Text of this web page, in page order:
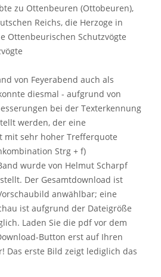
zu Ottenbeuren (Ottobeuren),
Reichs, die Herzoge in
Ottenbeurischen Schutzvögte
von Feyerabend auch als
diesmal - aufgrund von
bei der Texterkennung
werden, der eine
mit sehr hoher Trefferquote
Strg + f)
wurde von Helmut Scharpf
Der Gesamtdownload ist
anwählbar; eine
ist aufgrund der Dateigröße
Laden Sie die pdf vor dem
Button erst auf Ihren
Das erste Bild zeigt lediglich das